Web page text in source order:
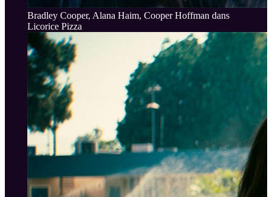
Bradley Cooper, Alana Haim, Cooper Hoffman dans
Licorice Pizza